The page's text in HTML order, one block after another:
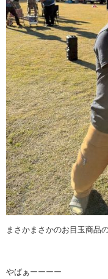
まさかまさかのお目玉商品
やばぁーーーー